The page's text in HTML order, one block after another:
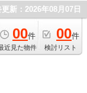
新：2026年08月07日
00件
近見た物件
00件
検討リスト